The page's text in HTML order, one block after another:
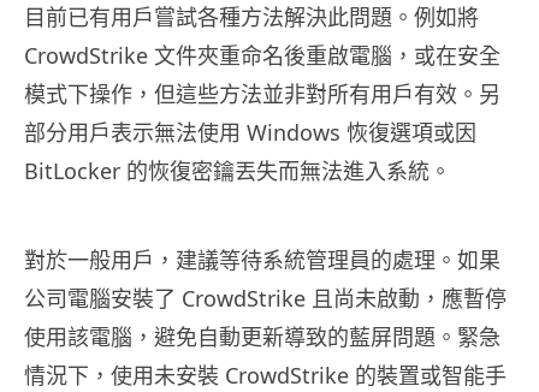
目前已有用戶嘗試各種方法解決此問題。例如將
CrowdStrike 文件夾重命名後重啟電腦，或在安全
模式下操作，但這些方法並非對所有用戶有效。另
部分用戶表示無法使用 Windows 恢復選項或因
BitLocker 的恢復密鑰丟失而無法進入系統。
對於一般用戶，建議等待系統管理員的處理。如果
公司電腦安裝了 CrowdStrike 且尚未啟動，應暫停
使用該電腦，避免自動更新導致的藍屏問題。緊急
情況下，使用未安裝 CrowdStrike 的裝置或智能手